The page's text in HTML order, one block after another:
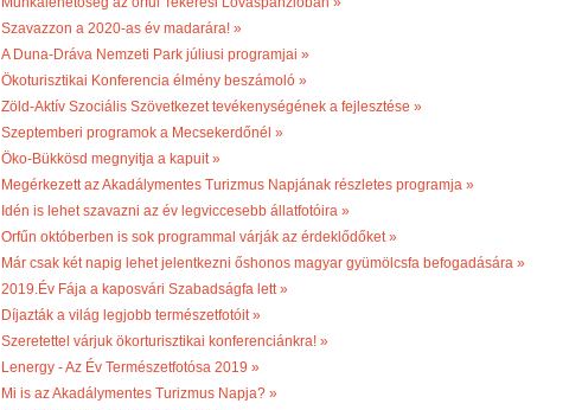
Szavazzon a 2020-as év madarára! »
A Duna-Dráva Nemzeti Park júliusi programjai »
Ökoturisztikai Konferencia élmény beszámoló »
Zöld-Aktív Szociális Szövetkezet tevékenységének a fejlesztése »
Szeptemberi programok a Mecsekerdőnél »
Öko-Bükkösd megnyitja a kapuit »
Megérkezett az Akadálymentes Turizmus Napjának részletes programja »
Idén is lehet szavazni az év legviccesebb állatfotóira »
Orfűn októberben is sok programmal várják az érdeklődőket »
Már csak két napig lehet jelentkezni őshonos magyar gyümölcsfa befogadására »
2019.Év Fája a kaposvári Szabadságfa lett »
Díjazták a világ legjobb természetfotóit »
Szeretettel várjuk ökorturisztikai konferenciánkra! »
Lenergy - Az Év Természetfotósa 2019 »
Mi is az Akadálymentes Turizmus Napja? »